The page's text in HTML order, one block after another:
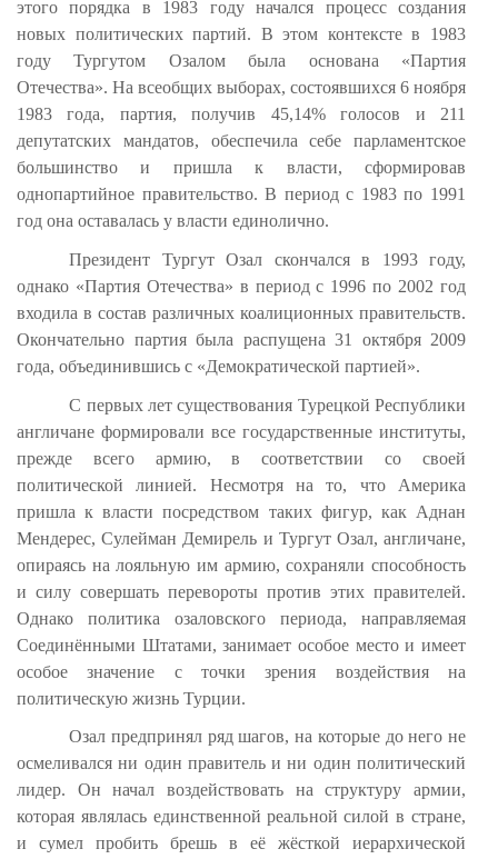
этого порядка в 1983 году начался процесс создания
новых политических партий. В этом контексте в 1983
году Тургутом Озалом была основана «Партия
Отечества». На всеобщих выборах, состоявшихся 6 ноября
1983 года, партия, получив 45,14% голосов и 211
депутатских мандатов, обеспечила себе парламентское
большинство и пришла к власти, сформировав
однопартийное правительство. В период с 1983 по 1991
год она оставалась у власти единолично.
Президент Тургут Озал скончался в 1993 году,
однако «Партия Отечества» в период с 1996 по 2002 год
входила в состав различных коалиционных правительств.
Окончательно партия была распущена 31 октября 2009
года, объединившись с «Демократической партией».
С первых лет существования Турецкой Республики
англичане формировали все государственные институты,
прежде всего армию, в соответствии со своей
политической линией. Несмотря на то, что Америка
пришла к власти посредством таких фигур, как Аднан
Мендерес, Сулейман Демирель и Тургут Озал, англичане,
опираясь на лояльную им армию, сохраняли способность
и силу совершать перевороты против этих правителей.
Однако политика озаловского периода, направляемая
Соединёнными Штатами, занимает особое место и имеет
особое значение с точки зрения воздействия на
политическую жизнь Турции.
Озал предпринял ряд шагов, на которые до него не
осмеливался ни один правитель и ни один политический
лидер. Он начал воздействовать на структуру армии,
которая являлась единственной реальной силой в стране,
и сумел пробить брешь в её жёсткой иерархической